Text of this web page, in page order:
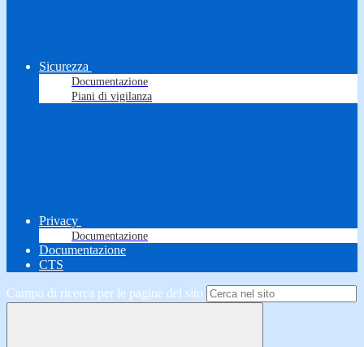
Sicurezza
Documentazione
Piani di vigilanza
Privacy
Documentazione
Documentazione
CTS
Campo di ricerca per le pagine del sito